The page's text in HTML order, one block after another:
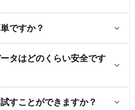
ですか？
タはどのくらい安全です
すことができますか？